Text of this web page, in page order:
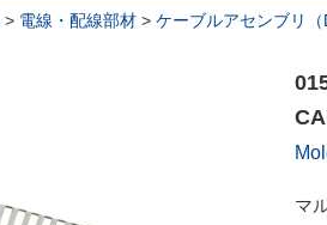
> 電線・配線部材 > ケーブルアセンブリ（
マ